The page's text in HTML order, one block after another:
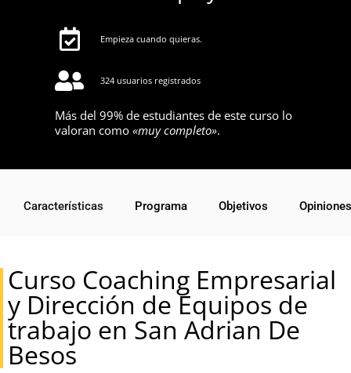
Empieza cuando quieras.
324 usuarios registrados
Más del 99% de estudiantes de este curso lo
valoran como «muy completo».
Características Programa Objetivos Opiniones
Curso Coaching Empresarial
y Dirección de Equipos de
trabajo en San Adrian De
Besos